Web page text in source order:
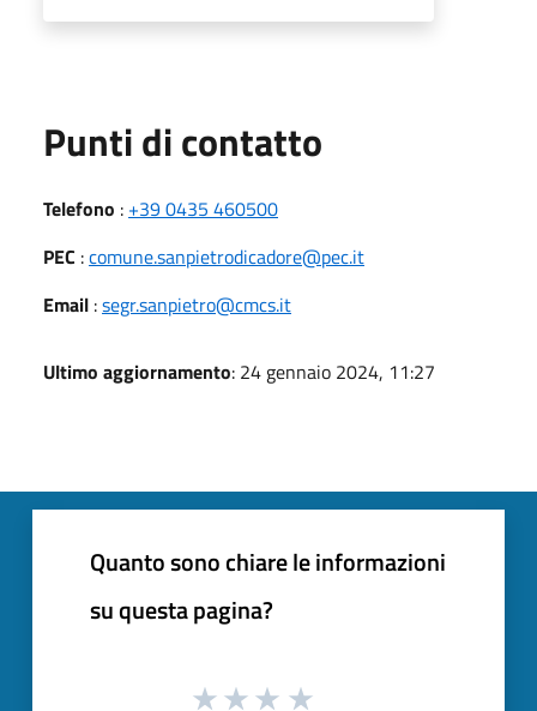
Punti di contatto
Telefono : +39 0435 460500
PEC :comune.sanpietrodicadore@pec.it
Email :segr.sanpietro@cmcs.it
Ultimo aggiornamento: 24 gennaio 2024, 11:27
Quanto sono chiare le informazioni
su questa pagina?